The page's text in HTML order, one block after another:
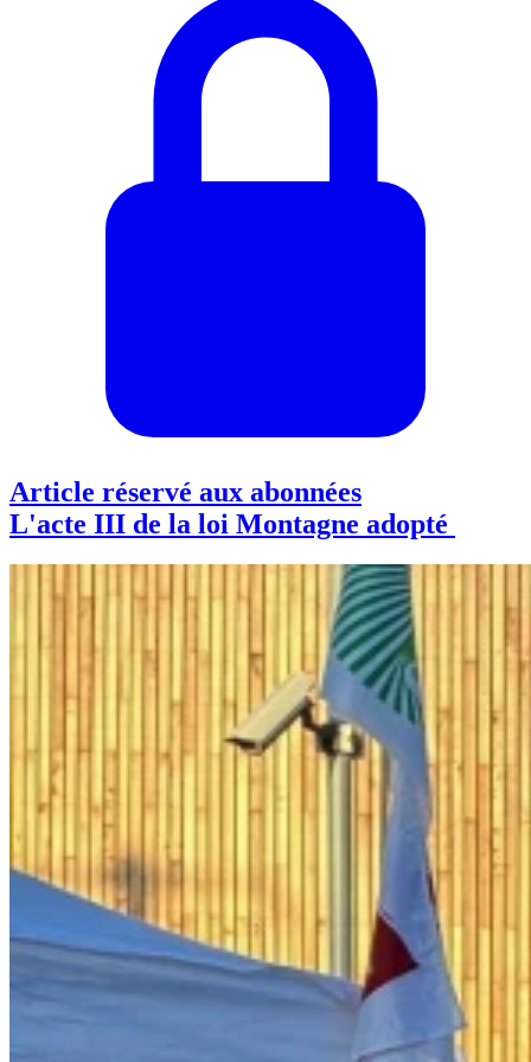
Article réservé aux abonnées
L'acte III de la loi Montagne adopté